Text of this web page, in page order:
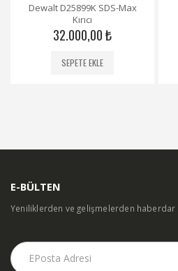
out
Dewalt D25899K SDS-Max
Kırıcı
32.000,00₺
SEPETE EKLE
E-BÜLTEN
Yeniliklerden ve gelişmelerden